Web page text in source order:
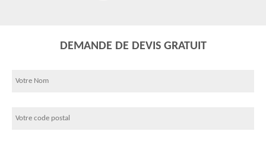
DEMANDE DE DEVIS GRATUIT